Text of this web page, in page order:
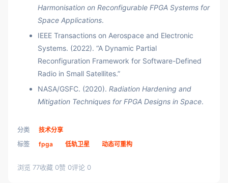
Harmonisation on Reconfigurable FPGA Systems for
Space Applications.
IEEE Transactions on Aerospace and Electronic
Systems. (2022). “A Dynamic Partial
Reconfiguration Framework for Software-Defined
Radio in Small Satellites.”
NASA/GSFC. (2020). Radiation Hardening and
Mitigation Techniques for FPGA Designs in Space.
分类
技术分享
标签
fpga 低轨卫星 动态可重构
浏览 77收藏 0赞 0评论 0